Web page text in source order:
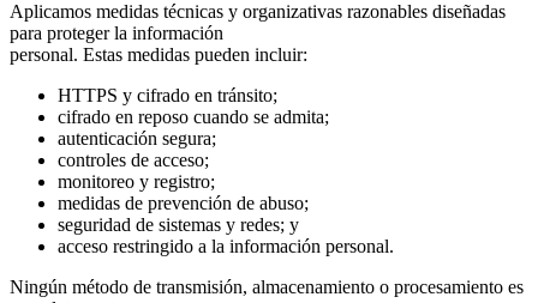
Aplicamos medidas técnicas y organizativas razonables diseñadas
para proteger la información
personal. Estas medidas pueden incluir:
HTTPS y cifrado en tránsito;
cifrado en reposo cuando se admita;
autenticación segura;
controles de acceso;
monitoreo y registro;
medidas de prevención de abuso;
seguridad de sistemas y redes; y
acceso restringido a la información personal.
Ningún método de transmisión, almacenamiento o procesamiento es